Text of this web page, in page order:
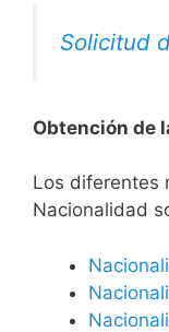
Solicitud
Obtención de
​​​Los diferentes
Nacionalidad